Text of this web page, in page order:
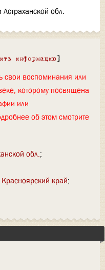
обл.
информацию ]
свои воспоминания или
которому посвящена
или
об этом смотрите
обл.
Красноярский край